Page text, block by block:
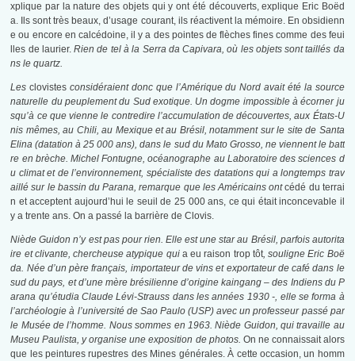
xplique par la nature des objets qui y ont été découverts, explique Eric Boëd
a. Ils sont très beaux, d’usage courant, ils réactivent la mémoire. En obsidienn
e ou encore en calcédoine, il y a des pointes de flèches fines comme des feui
lles de laurier.Rien de tel à la Serra da Capivara, où les objets sont taillés da
ns le quartz.
Lesclovistes considéraient donc que l’Amérique du Nord avait été la source
naturelle du peuplement du Sud exotique. Un dogme impossible à écorner ju
squ’à ce que vienne le contredire l’accumulation de découvertes, aux États-U
nis mêmes, au Chili, au Mexique et au Brésil, notamment sur le site de Santa
Elina (datation à 25 000 ans), dans le sud du Mato Grosso, ne viennent le batt
re en brèche. Michel Fontugne, océanographe au Laboratoire des sciences d
u climat et de l’environnement, spécialiste des datations qui a longtemps trav
aillé sur le bassin du Parana, remarque que les Américains ontcédé du terrai
n et acceptent aujourd’hui le seuil de 25 000 ans, ce qui était inconcevable il
y a trente ans. On a passé la barrière de Clovis.
Niède Guidon n’y est pas pour rien. Elle est une star au Brésil, parfois autorita
ire et clivante, chercheuse atypique qui a eu raison trop tôt, souligne Eric Boë
da. Née d’un père français, importateur de vins et exportateur de café dans le
sud du pays, et d’une mère brésilienne d’origine kaingang – des Indiens du P
arana qu’étudia Claude Lévi-Strauss dans les années 1930 -, elle se forma à
l’archéologie à l’université de Sao Paulo (USP)avec un professeur passé par
le Musée de l’homme. Nous sommes en 1963. Niède Guidon, qui travaille au
Museu Paulista, y organise une exposition de photos. On ne connaissait alors
que les peintures rupestres des Mines générales. À cette occasion, un homm